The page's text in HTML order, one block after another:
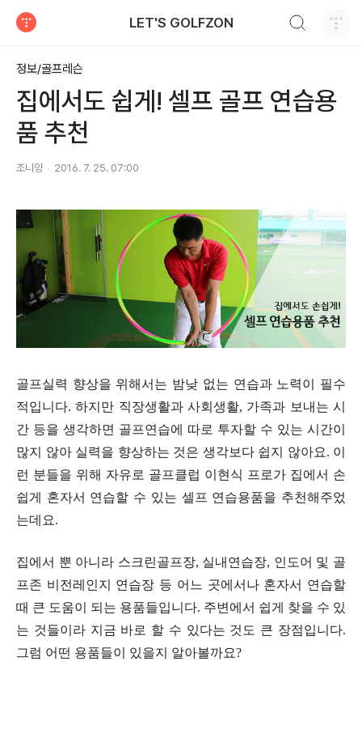
LET'S GOLFZON
정보/골프레슨
집에서도 쉽게! 셀프 골프 연습용
품 추천
조니양 2016. 7. 25. 07:00
골프실력 향상을 위해서는 밤낮 없는 연습과 노력이 필수
적입니다. 하지만 직장생활과 사회생활, 가족과 보내는 시
간 등을 생각하면 골프연습에 따로 투자할 수 있는 시간이
많지 않아 실력을 향상하는 것은 생각보다 쉽지 않아요. 이
런 분들을 위해 자유로 골프클럽 이현식 프로가 집에서 손
쉽게 혼자서 연습할 수 있는 셀프 연습용품을 추천해주었
는데요.
집에서 뿐 아니라 스크린골프장, 실내연습장, 인도어 및 골
프존 비전레인지 연습장 등 어느 곳에서나 혼자서 연습할
때 큰 도움이 되는 용품들입니다. 주변에서 쉽게 찾을 수 있
는 것들이라 지금 바로 할 수 있다는 것도 큰 장점입니다.
그럼 어떤 용품들이 있을지 알아볼까요?